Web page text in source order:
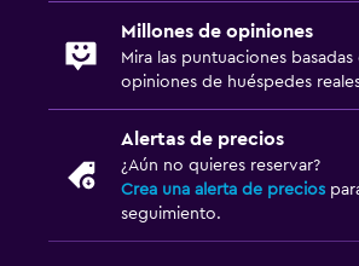
Millones de opiniones
Mira las puntuaciones
opiniones de huéspedes
Alertas de precios
¿Aún no quieres reservar?
Crea una alerta de precios
seguimiento.